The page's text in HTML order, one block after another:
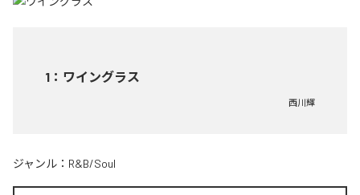
1 ： ワイングラス
西川輝
ジャンル： R&B/Soul